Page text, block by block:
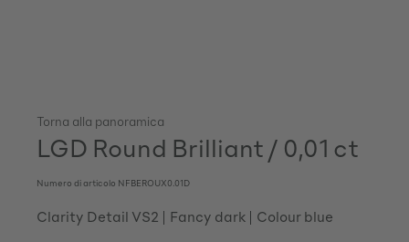
Torna alla panoramica
LGD Round Brilliant / 0,01 ct
Numero di articolo NFBEROUX0.01D
Clarity Detail VS2 Fancy dark Colour blue